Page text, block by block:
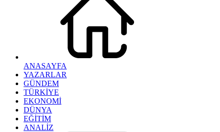
ANASAYFA
YAZARLAR
GÜNDEM
TÜRKİYE
EKONOMİ
DÜNYA
EĞİTİM
ANALİZ